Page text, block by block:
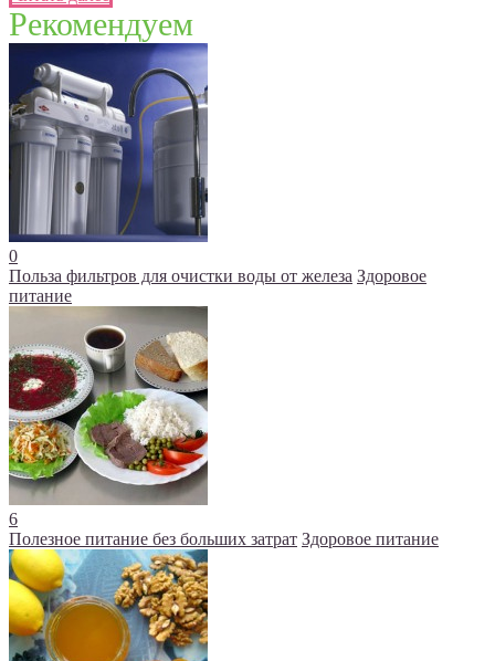
Рекомендуем
0
Польза фильтров для очистки воды от железа Здоровое
питание
6
Полезное питание без больших затрат Здоровое питание